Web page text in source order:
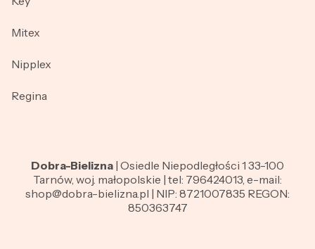
Mitex
Nipplex
Regina
Dobra-Bielizna | Osiedle Niepodległości 1 33-100
Tarnów, woj. małopolskie | tel: 796424013, e-mail:
shop@dobra-bielizna.pl | NIP: 8721007835 REGON:
850363747